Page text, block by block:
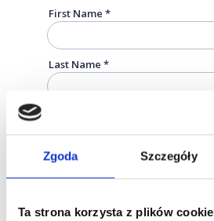
Zgoda Szczegóły
Ta strona korzysta z plików cookie